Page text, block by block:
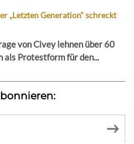
„Letzten Generation“ schreckt
von Civey lehnen über 60
als Protestform für den...